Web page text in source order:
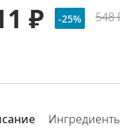
₽ -25% 548